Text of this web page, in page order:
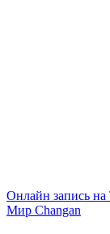
Онлайн запись
Мир Changan